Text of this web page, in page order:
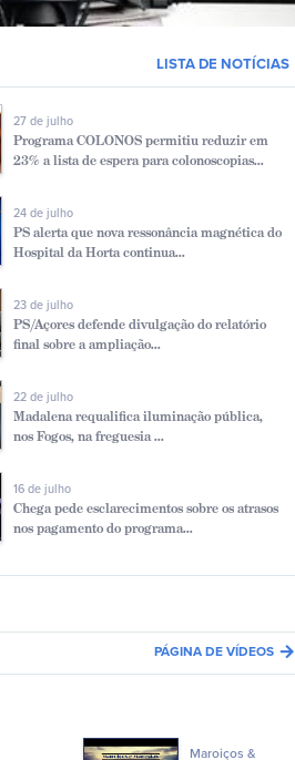
LISTA DE NOTÍCIAS
27 de julho
Programa COLONOS permitiu reduzir em
23% a lista de espera para colonoscopias...
24 de julho
PS alerta que nova ressonância magnética do
Hospital da Horta continua...
23 de julho
PS/Açores defende divulgação do relatório
final sobre a ampliação...
22 de julho
Madalena requalifica iluminação pública,
nos Fogos, na freguesia ...
16 de julho
Chega pede esclarecimentos sobre os atrasos
nos pagamento do programa...
PÁGINA DE VÍDEOS arrow_forward
Maroiços &